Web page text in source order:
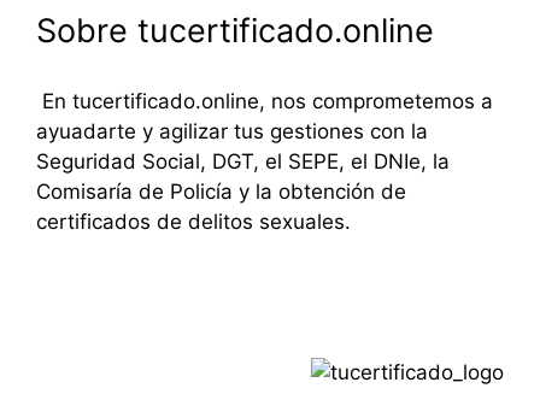
Sobre tucertificado.online
En tucertificado.online, nos comprometemos a
ayuadarte y agilizar tus gestiones con la
Seguridad Social, DGT, el SEPE, el DNIe, la
Comisaría de Policía y la obtención de
certificados de delitos sexuales.